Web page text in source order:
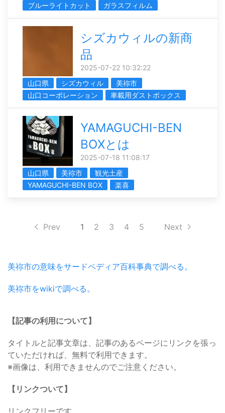
ブルーライトカット
ガラスフィルム
シズカウィルの新商
品
2025-07-22 10:32:22
山口県
シズカウィル
美祢市
山口コーポレーション
車載用ダストボックス
YAMAGUCHI-BEN
BOXとは
2025-07-18 11:08:17
山口県
美祢市
観光土産
YAMAGUCHI-BEN BOX
楽喜
Prev 1 2 3 4 5 Next
美祢市の意味をサードペディア百科事典で調べる。
美祢市をwikiで調べる。
【記事の利用について】
タイトルと記事文章は、記事のあるページにリンクを張っ
ていただければ、無料で利用できます。
※画像は、利用できませんのでご注意ください。
【リンクついて】